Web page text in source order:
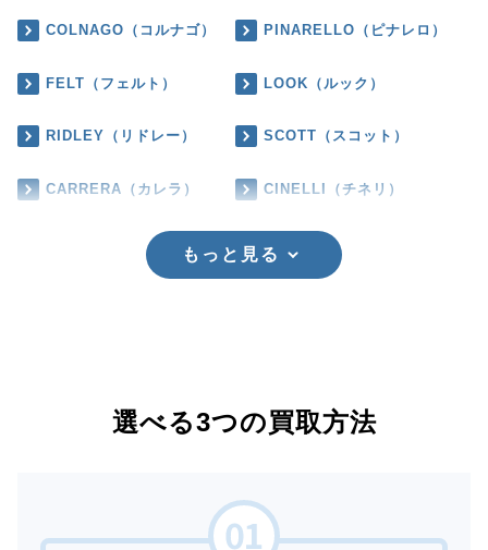
COLNAGO（コルナゴ） PINARELLO（ピナレロ）
FELT（フェルト） LOOK（ルック）
RIDLEY（リドレー） SCOTT（スコット）
CARRERA（カレラ） CINELLI（チネリ）
もっと見る
選べる3つの買取方法